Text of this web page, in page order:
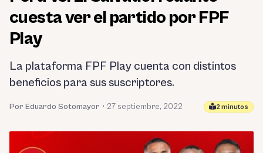
cuesta ver el partido por FPF
Play
La plataforma FPF Play cuenta con distintos
beneficios para sus suscriptores.
Por Eduardo Sotomayor • 27 septiembre, 2022 2 minutos